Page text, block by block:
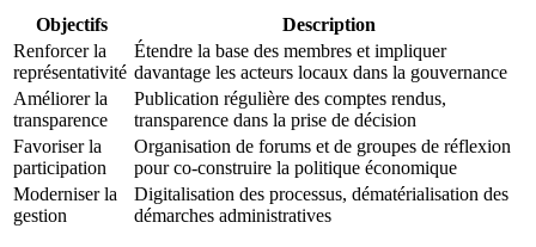
Objectifs
Description
Renforcer la
représentativité
Étendre la base des membres et impliquer
davantage les acteurs locaux dans la gouvernance
Améliorer la
transparence
Publication régulière des comptes rendus,
transparence dans la prise de décision
Favoriser la
participation
Organisation de forums et de groupes de réflexion
pour co-construire la politique économique
Moderniser la
gestion
Digitalisation des processus, dématérialisation des
démarches administratives